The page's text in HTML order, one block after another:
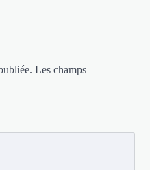
Les champs